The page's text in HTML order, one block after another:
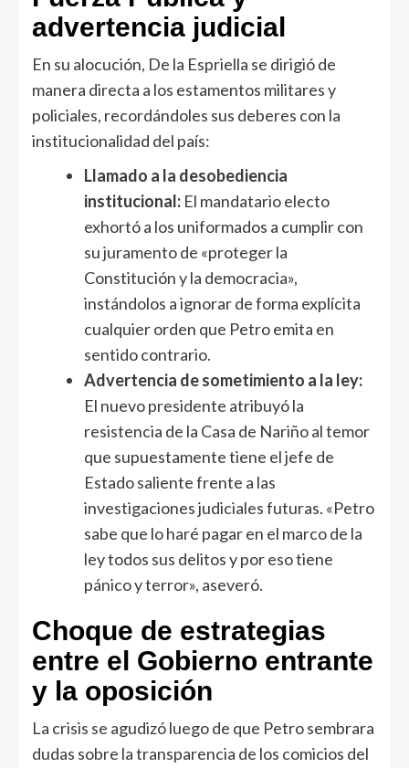
advertencia judicial
En su alocución, De la Espriella se dirigió de
manera directa a los estamentos militares y
policiales, recordándoles sus deberes con la
institucionalidad del país:
Llamado a la desobediencia
institucional: El mandatario electo
exhortó a los uniformados a cumplir con
su juramento de «proteger la
Constitución y la democracia»,
instándolos a ignorar de forma explícita
cualquier orden que Petro emita en
sentido contrario.
Advertencia de sometimiento a la ley:
El nuevo presidente atribuyó la
resistencia de la Casa de Nariño al temor
que supuestamente tiene el jefe de
Estado saliente frente a las
investigaciones judiciales futuras. «Petro
sabe que lo haré pagar en el marco de la
ley todos sus delitos y por eso tiene
pánico y terror», aseveró.
Choque de estrategias
entre el Gobierno entrante
y la oposición
La crisis se agudizó luego de que Petro sembrara
dudas sobre la transparencia de los comicios del